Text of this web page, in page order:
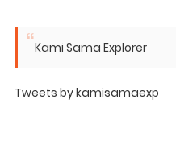
Kami Sama Explorer
Tweets by kamisamaexp